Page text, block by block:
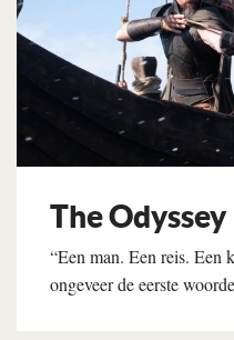
The Odyssey
“Een man. Een reis.
ongeveer de eerste